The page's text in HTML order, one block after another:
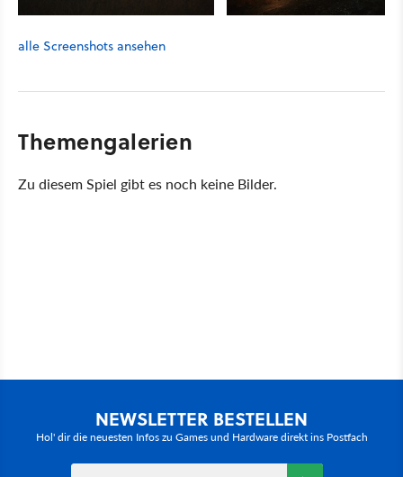
alle Screenshots ansehen
Themengalerien
Zu diesem Spiel gibt es noch keine Bilder.
NEWSLETTER BESTELLEN
Hol' dir die neuesten Infos zu Games und Hardware direkt ins Postfach